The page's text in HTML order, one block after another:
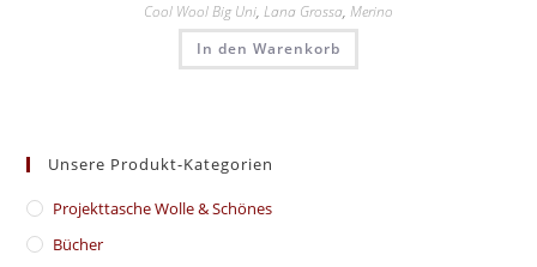
Cool Wool Big Uni, Lana Grossa, Merino
In den Warenkorb
Unsere Produkt-Kategorien
​Projekttasche Wolle & Schönes
Bücher